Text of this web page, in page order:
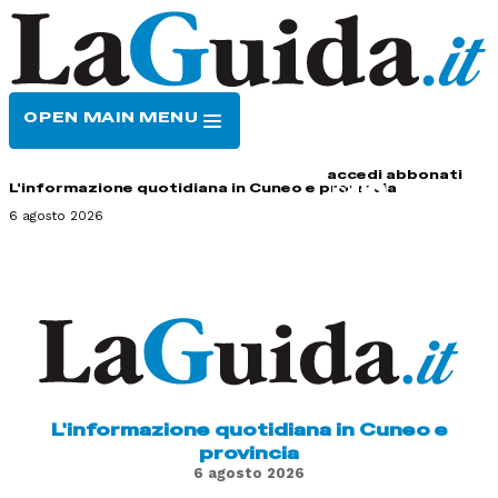
OPEN MAIN MENU
accedi abbonati
L'informazione quotidiana in Cuneo e provincia
6 agosto 2026
L'informazione quotidiana in Cuneo e
provincia
6 agosto 2026